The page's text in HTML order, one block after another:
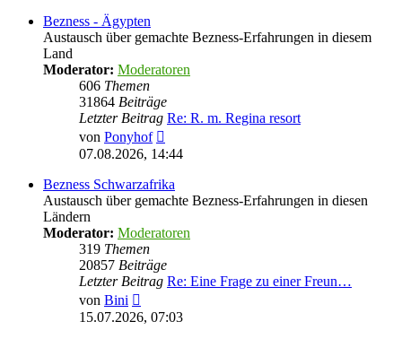
Bezness - Ägypten
Austausch über gemachte Bezness-Erfahrungen in diesem
Land
Moderator: Moderatoren
606 Themen
31864 Beiträge
Letzter Beitrag Re: R. m. Regina resort
von Ponyhof
Beitrag
07.08.2026, 14:44
Bezness Schwarzafrika
Austausch über gemachte Bezness-Erfahrungen in diesen
Ländern
Moderator: Moderatoren
319 Themen
20857 Beiträge
Letzter Beitrag Re: Eine Frage zu einer Freun…
von Bini
Beitrag
15.07.2026, 07:03